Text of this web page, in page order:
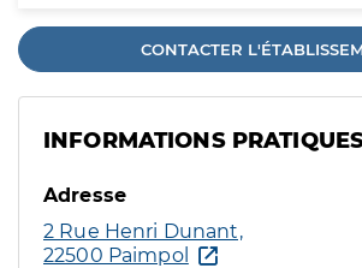
CONTACTER
INFORMATIONS
Adresse
2 Rue Henri Dunant,
22500 Paimpol